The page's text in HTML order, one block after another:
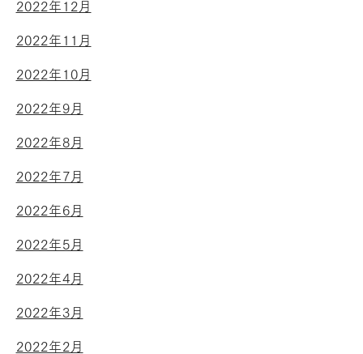
2022年12月
2022年11月
2022年10月
2022年9月
2022年8月
2022年7月
2022年6月
2022年5月
2022年4月
2022年3月
2022年2月